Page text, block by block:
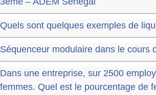
Quels sont quelques exemples de
Séquenceur modulaire dans le cours
Dans une entreprise, sur 2500
femmes. Quel est le pourcentage de